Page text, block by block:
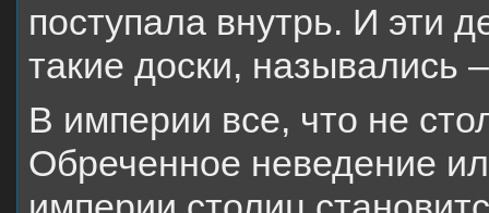
поступала внутрь. И эти
такие доски, назывались
В империи все, что не
Обреченное неведение